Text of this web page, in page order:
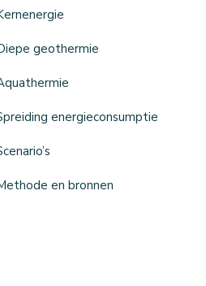
geothermie
energieconsumptie
en bronnen